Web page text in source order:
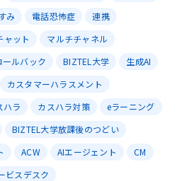
み 電話恐怖症
連携
ャット
マルチチャネル
ールバック BIZTEL大学
生成AI
カスタマーハラスメント
ハラ カスハラ対策
eラーニング
BIZTEL大学放課後のつどい
ACW AIエージェント
CM
ビスデスク